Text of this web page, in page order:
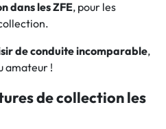
dans les ZFE, pour les
de conduite incomparable,
amateur !
de collection les